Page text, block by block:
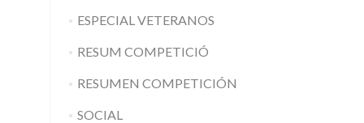
ESPECIAL VETERANOS
RESUM COMPETICIÓ
RESUMEN COMPETICIÓN
SOCIAL